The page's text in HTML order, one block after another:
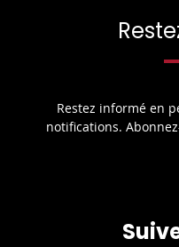
Restez informé en
notifications.